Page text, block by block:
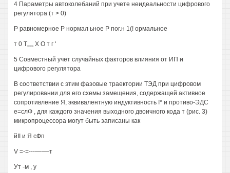
4 Параметры автоколебаний при учете неидеальности цифрового
регулятора (т > 0)
Р равномерное Р нормал ьное Р пог.н 1(! ормальное
т 0 Т„„„ X О т г '
5 Совместный учет случайных факторов влияния от ИП и
цифрового регулятора
В соответствии с этим фазовые траектории ТЭД при цифровом
регулировании для его схемы замещения, содержащей активное
сопротивление Я, эквивалентную индуктивность I* и противо-ЭДС
е=слФ , для каждого значения выходного двоичного кода т (рис. 3)
микропроцессора могут быть записаны как
йII и Я сФп
V =-=---—-—т
Ут -м , у